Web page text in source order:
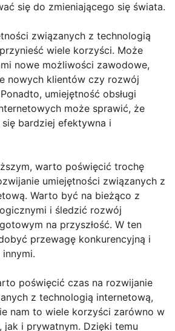
się do zmieniającego się świata.
związanych z technologią
wiele korzyści. Może
nowe możliwości zawodowe,
nowych klientów czy rozwój
umiejętność obsługi
może sprawić, że
bardziej efektywna i
warto poświęcić trochę
umiejętności związanych z
Warto być na bieżąco z
i śledzić rozwój
na przyszłość. W ten
przewagę konkurencyjną i
poświęcić czas na rozwijanie
z technologią internetową,
nam to wiele korzyści zarówno w
jak i prywatnym. Dzięki temu